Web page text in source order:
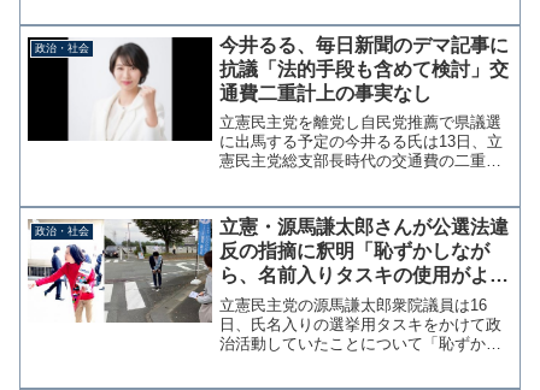
志」がいないという大問題』のなかで、
予算委員会で高市総理が...
政治・社会
今井るる、毎日新聞のデマ記事に
抗議「法的手段も含めて検討」交
通費二重計上の事実なし
立憲民主党を離党し自民党推薦で県議選
に出馬する予定の今井るる氏は13日、立
憲民主党総支部長時代の交通費の二重計
ッターで報告し厳重抗議した。法的手段
も含めて対応を検討する...
政治・社会
立憲・源馬謙太郎さんが公選法違
反の指摘に釈明「恥ずかしなが
ら、名前入りタスキの使用がよく
ないことを知りませんでした」
立憲民主党の源馬謙太郎衆院議員は16
日、氏名入りの選挙用タスキをかけて政
治活動していたことについて「恥ずかし